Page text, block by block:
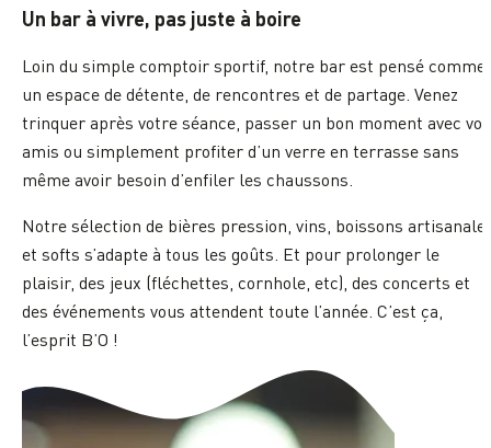
Un bar à vivre, pas juste à boire
Loin du simple comptoir sportif, notre bar est pensé comme
un espace de détente, de rencontres et de partage. Venez
trinquer après votre séance, passer un bon moment avec vos
amis ou simplement profiter d’un verre en terrasse sans
même avoir besoin d’enfiler les chaussons.
Notre sélection de bières pression, vins, boissons
et softs s’adapte à tous les goûts. Et pour prolonger le
plaisir, des jeux (fléchettes, cornhole, etc), des concerts et
des événements vous attendent toute l’année. C’est ça,
l’esprit B’O !